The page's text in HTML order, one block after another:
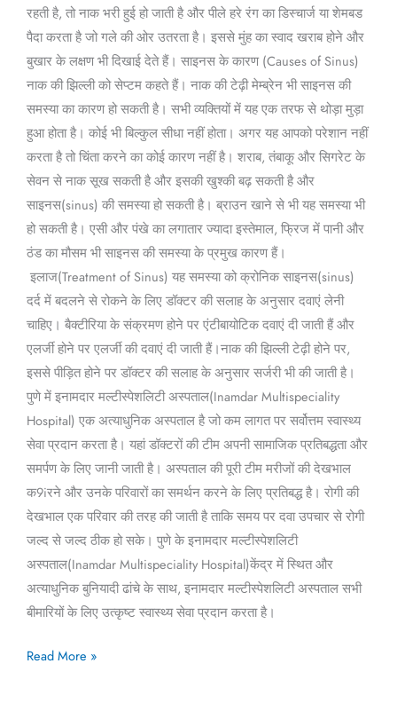
रहती है, तो नाक भरी हुई हो जाती है और पीले हरे रंग का डिस्चार्ज या शेमबड
पैदा करता है जो गले की ओर उतरता है। इससे मुंह का स्वाद खराब होने और
बुखार के लक्षण भी दिखाई देते हैं। साइनस के कारण (Causes of Sinus)
नाक की झिल्ली को सेप्टम कहते हैं। नाक की टेढ़ी मेम्ब्रेन भी साइनस की
समस्या का कारण हो सकती है। सभी व्यक्तियों में यह एक तरफ से थोड़ा मुड़ा
हुआ होता है। कोई भी बिल्कुल सीधा नहीं होता। अगर यह आपको परेशान नहीं
करता है तो चिंता करने का कोई कारण नहीं है। शराब, तंबाकू और सिगरेट के
सेवन से नाक सूख सकती है और इसकी खुश्की बढ़ सकती है और
साइनस(sinus) की समस्या हो सकती है। ब्राउन खाने से भी यह समस्या भी
हो सकती है। एसी और पंखे का लगातार ज्यादा इस्तेमाल, फ्रिज में पानी और
ठंड का मौसम भी साइनस की समस्या के प्रमुख कारण हैं।
इलाज(Treatment of Sinus) यह समस्या को क्रोनिक साइनस(sinus)
दर्द में बदलने से रोकने के लिए डॉक्टर की सलाह के अनुसार दवाएं लेनी
चाहिए। बैक्टीरिया के संक्रमण होने पर एंटीबायोटिक दवाएं दी जाती हैं और
एलर्जी होने पर एलर्जी की दवाएं दी जाती हैं।नाक की झिल्ली टेढ़ी होने पर,
इससे पीड़ित होने पर डॉक्टर की सलाह के अनुसार सर्जरी भी की जाती है।
पुणे में इनामदार मल्टीस्पेशलिटी अस्पताल(Inamdar Multispeciality
Hospital) एक अत्याधुनिक अस्पताल है जो कम लागत पर सर्वोत्तम स्वास्थ्य
सेवा प्रदान करता है। यहां डॉक्टरों की टीम अपनी सामाजिक प्रतिबद्धता और
समर्पण के लिए जानी जाती है। अस्पताल की पूरी टीम मरीजों की देखभाल
क9iरने और उनके परिवारों का समर्थन करने के लिए प्रतिबद्ध है। रोगी की
देखभाल एक परिवार की तरह की जाती है ताकि समय पर दवा उपचार से रोगी
जल्द से जल्द ठीक हो सके। पुणे के इनामदार मल्टीस्पेशलिटी
अस्पताल(Inamdar Multispeciality Hospital)केंद्र में स्थित और
अत्याधुनिक बुनियादी ढांचे के साथ, इनामदार मल्टीस्पेशलिटी अस्पताल सभी
बीमारियों के लिए उत्कृष्ट स्वास्थ्य सेवा प्रदान करता है।
Read More »